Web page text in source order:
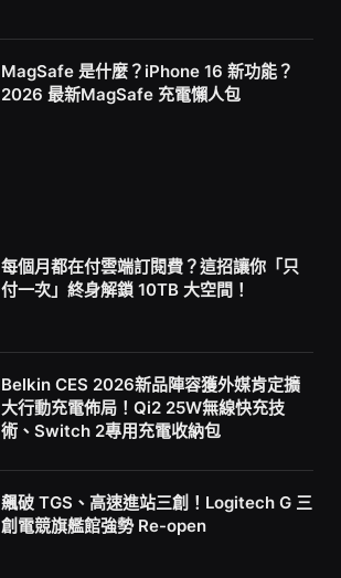
MagSafe 是什麼？iPhone 16 新功能？
2026 最新MagSafe 充電懶人包
每個月都在付雲端訂閱費？這招讓你「只
付一次」終身解鎖 10TB 大空間！
Belkin CES 2026新品陣容獲外媒肯定擴
大行動充電佈局！Qi2 25W無線快充技
術、Switch 2專用充電收納包
飆破 TGS、高速進站三創！Logitech G 三
創電競旗艦館強勢 Re-open